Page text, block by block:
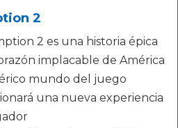
2
2 es una historia épica
implacable de América
mundo del juego
una nueva experiencia